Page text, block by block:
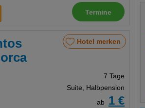
Termine
Hotel merken
7 Tage
Suite, Halbpension
ab
1 €